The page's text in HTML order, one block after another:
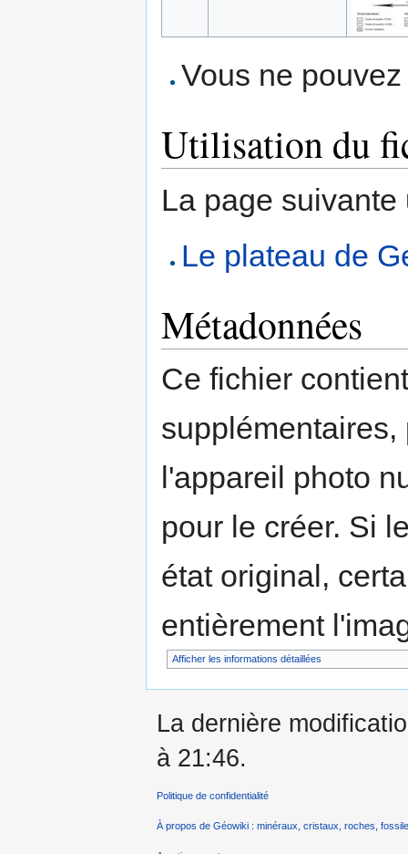
Vous ne
Utilisation du
La page
Le plateau de
Métadonnées
Ce fichier
l'appareil photo
pour le créer. Si
état original,
entièrement
Afficher les informations détaillées
La dernière
à 21:46.
Politique de confidentialité
À propos de Géowiki : minéraux, cristaux, roches,